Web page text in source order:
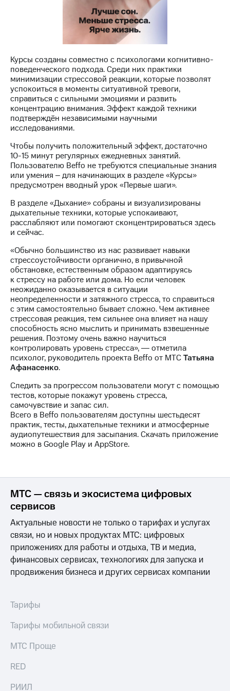
Информация
"МТС"
Собрания
акционеров
Личный
кабинет
акционера
Акционерный
капитал
и
аудит
Рынок
акций
Описание
Программа
приобретения
Порядок
выкупа
акций
Дивиденды
Рынок
облигаций
Описание
Еврооблигации-2023
Уведомление
о
погашении
именных
облигаций
Другое
Регистратор
Реквизиты
Контакты
развитие
деловая этика
На главную
Курсы созданы совместно с психологами когнитивно-
поведенческого подхода. Среди них практики
минимизации стрессовой реакции, которые позволят
успокоиться в моменты ситуативной тревоги,
справиться с сильными эмоциями и развить
концентрацию внимания. Эффект каждой техники
подтверждён независимыми научными
исследованиями.
Чтобы получить положительный эффект, достаточно
10-15 минут регулярных ежедневных занятий.
Пользователю Beffo не требуются специальные знания
или умения ‒ для начинающих в разделе «Курсы»
предусмотрен вводный урок «Первые шаги».
В разделе «Дыхание» собраны и визуализированы
дыхательные техники, которые успокаивают,
расслабляют или помогают сконцентрироваться здесь
и сейчас.
«Обычно большинство из нас развивает навыки
стрессоустойчивости органично, в привычной
обстановке, естественным образом адаптируясь
к стрессу на работе или дома. Но если человек
неожиданно оказывается в ситуации
неопределенности и затяжного стресса, то справиться
с этим самостоятельно бывает сложно. Чем активнее
стрессовая реакция, тем сильнее она влияет на нашу
способность ясно мыслить и принимать взвешенные
решения. Поэтому очень важно научиться
контролировать уровень стресса», ― отметила
психолог, руководитель проекта Beffo от МТСТатьяна
Афанасенко.
Следить за прогрессом пользователи могут с помощью
тестов, которые покажут уровень стресса,
самочувствие и запас сил.
Всего в Beffo пользователям доступны шестьдесят
практик, тесты, дыхательные техники и атмосферные
аудиопутешествия для засыпания. Скачать приложение
можно в Google Play и AppStore.
МТС — связь и экосистема цифровых
сервисов
Актуальные новости не только о тарифах и услугах
связи, но и новых продуктах МТС: цифровых
приложениях для работы и отдыха, ТВ и медиа,
финансовых сервисах, технологиях для запуска и
продвижения бизнеса и других сервисах компании
Тарифы
Тарифы мобильной связи
МТС Проще
RED
РИИЛ